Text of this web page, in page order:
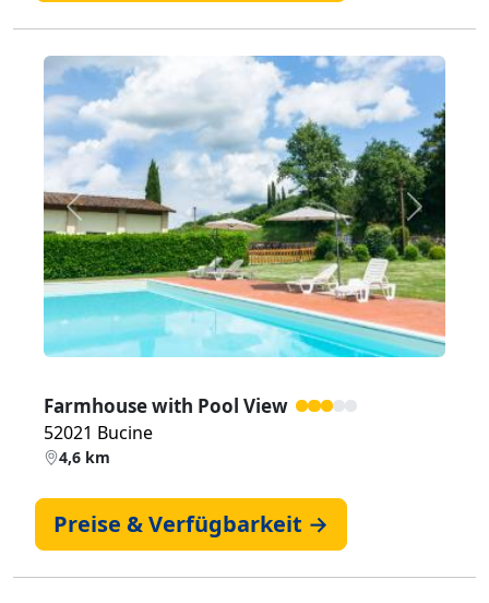
Zurück Weiter
Farmhouse with Pool View
52021 Bucine
4,6 km
Preise & Verfügbarkeit →